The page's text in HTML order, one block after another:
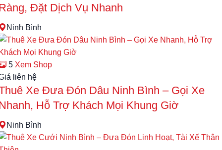
Đặt Dịch Vụ Nhanh
Ninh Bình
5 Xem Shop
liên hệ
Xe Đưa Đón Dâu Ninh Bình – Gọi Xe
Hỗ Trợ Khách Mọi Khung Giờ
Ninh Bình